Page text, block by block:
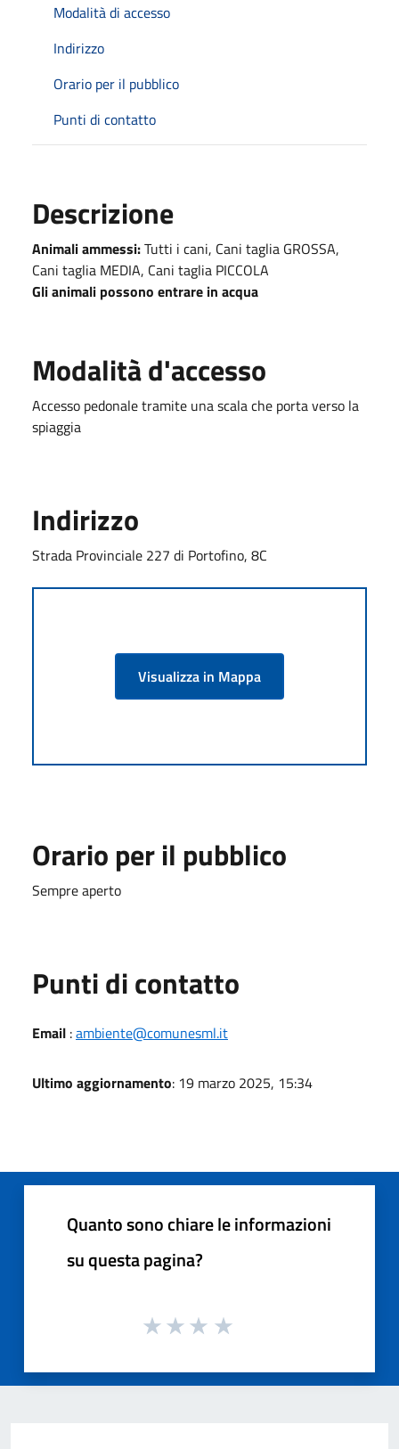
Modalità di accesso
Indirizzo
Orario per il pubblico
Punti di contatto
Descrizione
Animali ammessi:Tutti i cani, Cani taglia GROSSA,
Cani taglia MEDIA, Cani taglia PICCOLA
Gli animali possono entrare in acqua
Modalità d'accesso
Accesso pedonale tramite una scala che porta verso la
spiaggia
Indirizzo
Strada Provinciale 227 di Portofino, 8C
Visualizza in Mappa
Orario per il pubblico
Sempre aperto
Punti di contatto
Email :ambiente@comunesml.it
Ultimo aggiornamento: 19 marzo 2025, 15:34
Quanto sono chiare le informazioni
su questa pagina?